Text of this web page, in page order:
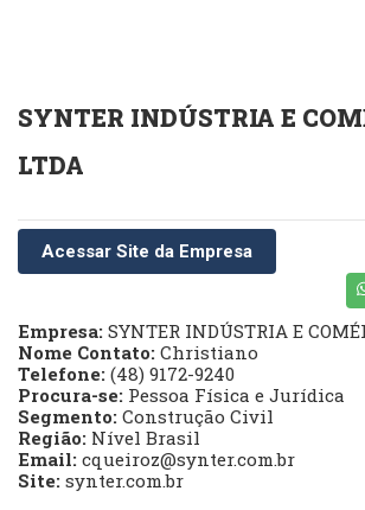
SYNTER INDÚSTRIA E
LTDA
Acessar Site da Empresa
Empresa: SYNTER INDÚSTRIA E
Nome Contato: Christiano
Telefone: (48) 9172-9240
Procura-se: Pessoa Física e Jurídica
Segmento: Construção Civil
Região: Nível Brasil
Email: cqueiroz@synter.com.br
Site: synter.com.br